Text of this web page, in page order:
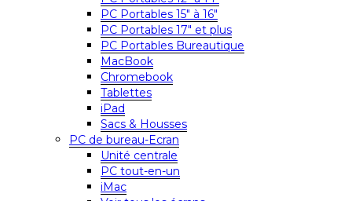
PC Portables 15″ à 16″
PC Portables 17″ et plus
PC Portables Bureautique
MacBook
Chromebook
Tablettes
iPad
Sacs & Housses
PC de bureau-Ecran
Unité centrale
PC tout-en-un
iMac